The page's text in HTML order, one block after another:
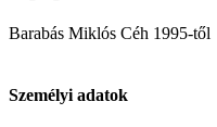
Barabás Miklós Céh 1995-től
Személyi adatok